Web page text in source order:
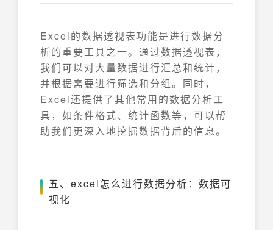
Excel的数据透视表功能是进行数据分
析的重要工具之一。通过数据透视表，
我们可以对大量数据进行汇总和统计，
并根据需要进行筛选和分组。同时，
Excel还提供了其他常用的数据分析工
具，如条件格式、统计函数等，可以帮
助我们更深入地挖掘数据背后的信息。
五、excel怎么进行数据分析：数据可
视化